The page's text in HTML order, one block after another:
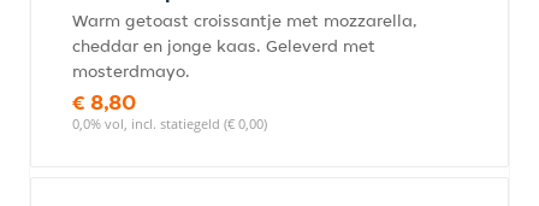
Warm getoast croissantje met mozzarella,
cheddar en jonge kaas. Geleverd met
mosterdmayo.
€ 8,80
0,0% vol, incl. statiegeld (€ 0,00)